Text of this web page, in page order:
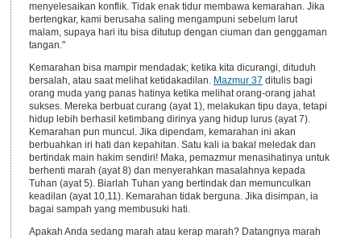
menyelesaikan konflik. Tidak enak tidur membawa kemarahan. Jika
bertengkar, kami berusaha saling mengampuni sebelum larut
malam, supaya hari itu bisa ditutup dengan ciuman dan genggaman
tangan."
Kemarahan bisa mampir mendadak; ketika kita dicurangi, dituduh
bersalah, atau saat melihat ketidakadilan. Mazmur 37 ditulis bagi
orang muda yang panas hatinya ketika melihat orang-orang jahat
sukses. Mereka berbuat curang (ayat 1), melakukan tipu daya, tetapi
hidup lebih berhasil ketimbang dirinya yang hidup lurus (ayat 7).
Kemarahan pun muncul. Jika dipendam, kemarahan ini akan
berbuahkan iri hati dan kepahitan. Satu kali ia bakal meledak dan
bertindak main hakim sendiri! Maka, pemazmur menasihatinya untuk
berhenti marah (ayat 8) dan menyerahkan masalahnya kepada
Tuhan (ayat 5). Biarlah Tuhan yang bertindak dan memunculkan
keadilan (ayat 10,11). Kemarahan tidak berguna. Jika disimpan, ia
bagai sampah yang membusuki hati.
Apakah Anda sedang marah atau kerap marah? Datangnya marah